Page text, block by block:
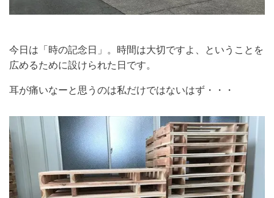
今日は「時の記念日」。時間は大切ですよ、ということを
広めるために設けられた日です。
耳が痛いなーと思うのは私だけではないはず・・・